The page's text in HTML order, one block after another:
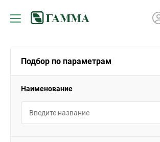
Подбор по параметрам
Наименование